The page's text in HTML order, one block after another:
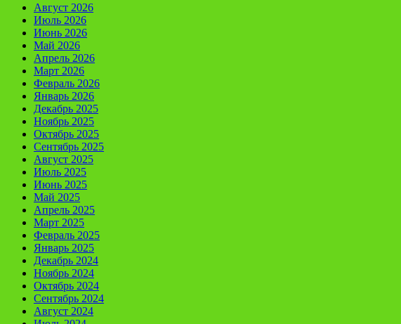
Август 2026
Июль 2026
Июнь 2026
Май 2026
Апрель 2026
Март 2026
Февраль 2026
Январь 2026
Декабрь 2025
Ноябрь 2025
Октябрь 2025
Сентябрь 2025
Август 2025
Июль 2025
Июнь 2025
Май 2025
Апрель 2025
Март 2025
Февраль 2025
Январь 2025
Декабрь 2024
Ноябрь 2024
Октябрь 2024
Сентябрь 2024
Август 2024